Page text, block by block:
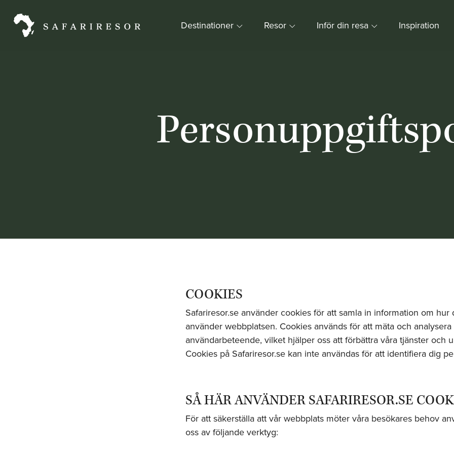
Destinationer Resor Inför din resa Inspiration
COOKIES
Safariresor.se använder cookies för att samla in information om hur
använder webbplatsen. Cookies används för att mäta och analysera
användarbeteende, vilket hjälper oss att förbättra våra tjänster och
Cookies på Safariresor.se kan inte användas för att identifiera dig
SÅ HÄR ANVÄNDER SAFARIRESOR.SE
För att säkerställa att vår webbplats möter våra besökares behov
oss av följande verktyg: